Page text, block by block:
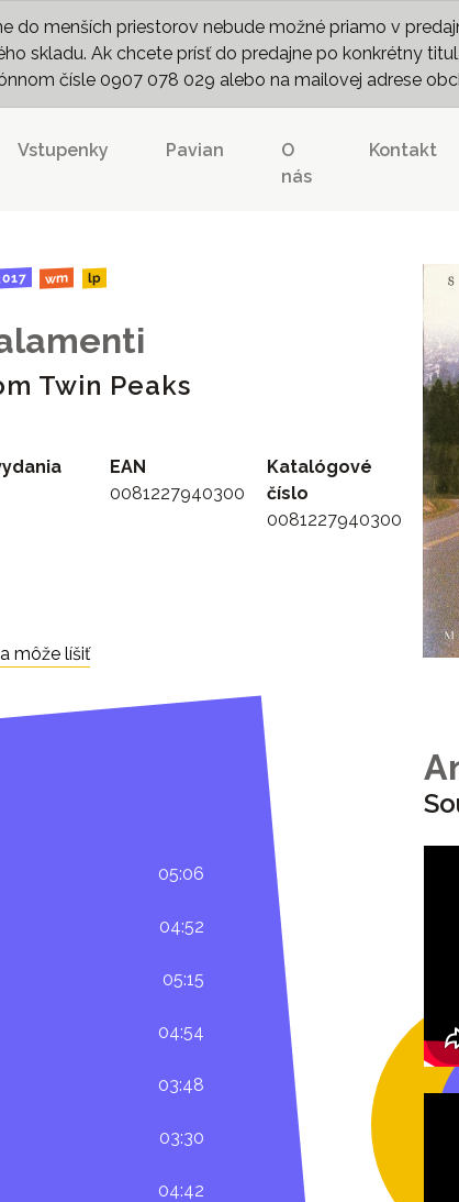
do menších priestorov nebude možné priamo v
skladu. Ak chcete prísť do predajne po konkrétny
čísle 0907 078 029 alebo na mailovej adrese
Vstupenky Pavian
O
nás
Kontakt
wm lp
Twin Peaks
EAN
0081227940300
Katalógové
číslo
0081227940300
môže líšiť
05:06
04:52
05:15
04:54
03:48
03:30
04:42